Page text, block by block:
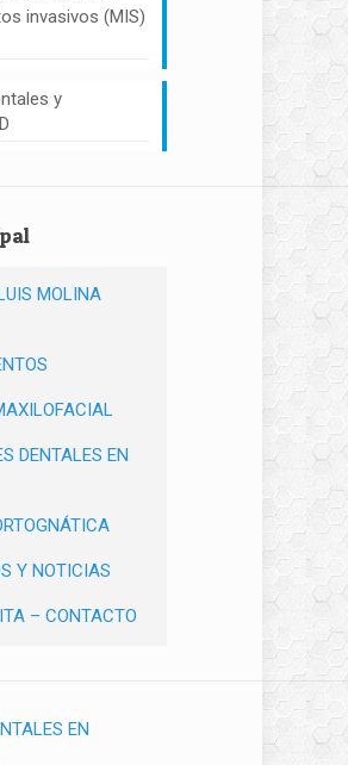
invasivos (MIS)
y
MOLINA
DENTALES EN
Y NOTICIAS
– CONTACTO
EN